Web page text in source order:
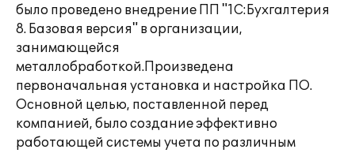
было проведено внедрение ПП "1С:Бухгалтерия
8. Базовая версия" в организации,
занимающейся
металлобработкой.Произведена
первоначальная установка и настройка ПО.
Основной целью, поставленной перед
компанией, было создание эффективно
работающей системы учета по различным